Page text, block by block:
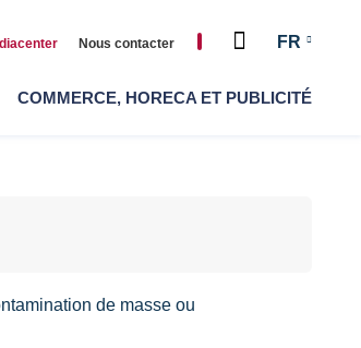
Nous contacter Chercher
FR
COMMERCE, HORECA ET PUBLICITÉ
de masse ou